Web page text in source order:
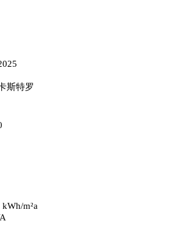
斯特罗
m²a